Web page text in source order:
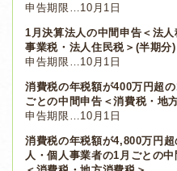
申告期限…10月1日
1月決算法人の中間申告＜法
事業税・法人住民税＞(半期分)
申告期限…10月1日
消費税の年税額が400万円超
ごとの中間申告＜消費税・地
申告期限…10月1日
消費税の年税額が4,800万円
人・個人事業者の1月ごとの